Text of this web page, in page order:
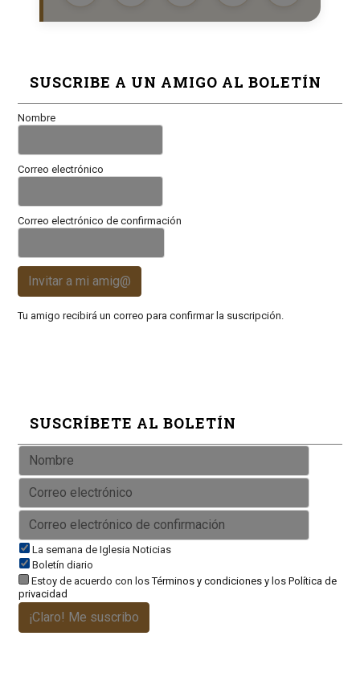
SUSCRIBE A UN AMIGO AL BOLETÍN
Nombre
Correo electrónico
Correo electrónico de confirmación
Invitar a mi amig@
Tu amigo recibirá un correo para confirmar la suscripción.
SUSCRÍBETE AL BOLETÍN
La semana de Iglesia Noticias
Boletín diario
Estoy de acuerdo con losTérminos y condicionesy los Política de
privacidad
¡Claro! Me suscribo